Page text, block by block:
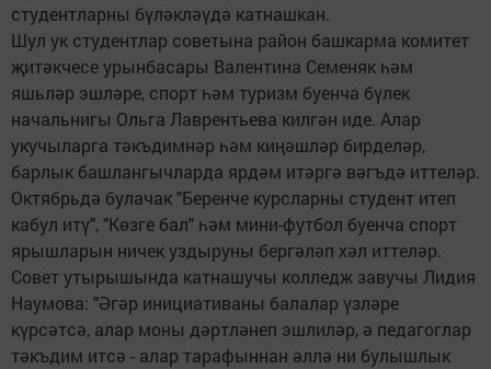
студентларны бүләкләүдә катнашкан.
Шул ук студентлар советына район башкарма комитет
җитәкчесе урынбасары Валентина Семеняк һәм
яшьләр эшләре, спорт һәм туризм буенча бүлек
начальнигы Ольга Лаврентьева килгән иде. Алар
укучыларга тәкъдимнәр һәм киңәшләр бирделәр,
барлык башлангычларда ярдәм итәргә вәгъдә иттеләр.
Октябрьдә булачак "Беренче курсларны студент итеп
кабул итү", "Көзге бал" һәм мини-футбол буенча спорт
ярышларын ничек уздыруны бергәләп хәл иттеләр.
Совет утырышында катнашучы колледж завучы Лидия
Наумова: "Әгәр инициативаны балалар үзләре
күрсәтсә, алар моны дәртләнеп эшлиләр, ә педагоглар
тәкъдим итсә - алар тарафыннан әллә ни булышлык